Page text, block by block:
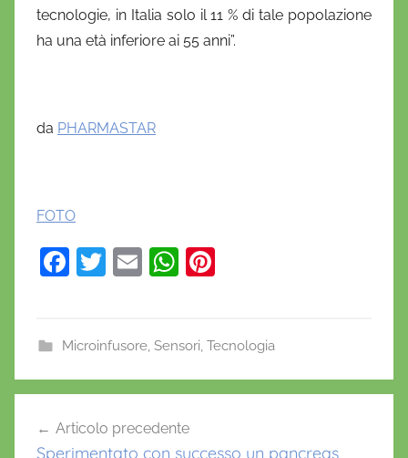
tecnologie, in Italia solo il 11 % di tale popolazione
ha una età inferiore ai 55 anni”.
da PHARMASTAR
FOTO
F
e
b
o
T
er
E
l
W
s
A
p
e
st
Microinfusore, Sensori, Tecnologia
C
articoli
Articolo precedente
Sperimentato con successo un pancreas